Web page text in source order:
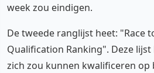
week zou eindigen.
De tweede ranglijst heet: "Race
Qualification Ranking". Deze
zich zou kunnen kwalificeren op